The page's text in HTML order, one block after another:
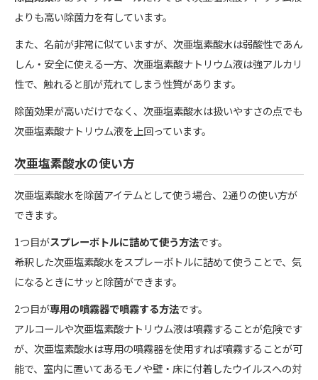
よりも高い除菌力を有しています。
また、名前が非常に似ていますが、次亜塩素酸水は弱酸性であん
しん・安全に使える一方、次亜塩素酸ナトリウム液は強アルカリ
性で、触れると肌が荒れてしまう性質があります。
除菌効果が高いだけでなく、次亜塩素酸水は扱いやすさの点でも
次亜塩素酸ナトリウム液を上回っています。
次亜塩素酸水の使い方
次亜塩素酸水を除菌アイテムとして使う場合、2通りの使い方が
できます。
1つ目がスプレーボトルに詰めて使う方法です。
希釈した次亜塩素酸水をスプレーボトルに詰めて使うことで、気
になるときにサッと除菌ができます。
2つ目が専用の噴霧器で噴霧する方法です。
アルコールや次亜塩素酸ナトリウム液は噴霧することが危険です
が、次亜塩素酸水は専用の噴霧器を使用すれば噴霧することが可
能で、室内に置いてあるモノや壁・床に付着したウイルスへの対